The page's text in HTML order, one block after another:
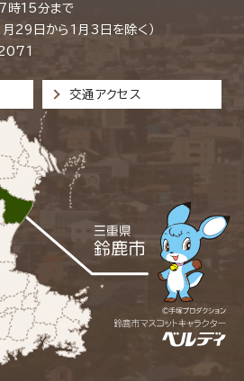
時15分まで
月29日から1月3日を除く）
交通アクセス